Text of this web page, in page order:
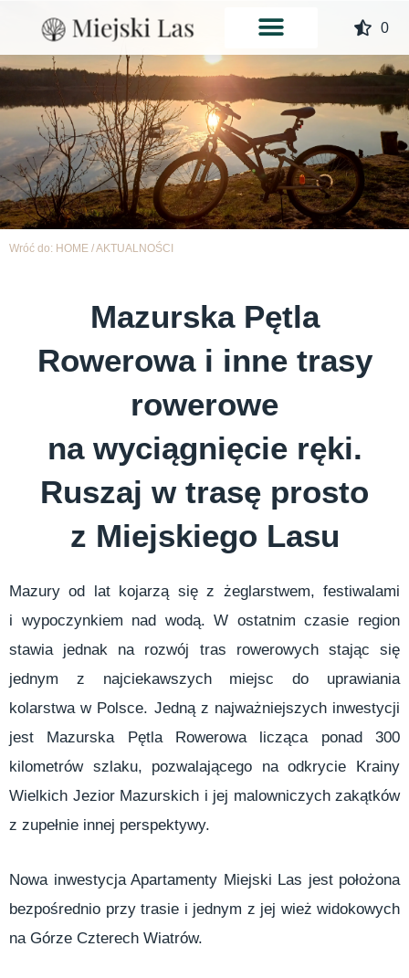
Przejdź
treści
0
Wróć do: HOME /AKTUALNOŚCI
Mazurska Pętla
Rowerowa i inne trasy
rowerowe
na wyciągnięcie ręki.
Ruszaj w trasę prosto
z Miejskiego Lasu
Mazury od lat kojarzą się z żeglarstwem, festiwalami
i wypoczynkiem nad wodą. W ostatnim czasie region
stawia jednak na rozwój tras rowerowych stając się
jednym z najciekawszych miejsc do uprawiania
kolarstwa w Polsce. Jedną z najważniejszych inwestycji
jest Mazurska Pętla Rowerowa licząca ponad 300
kilometrów szlaku, pozwalającego na odkrycie Krainy
Wielkich Jezior Mazurskich i jej malowniczych zakątków
z zupełnie innej perspektywy.
Nowa inwestycja Apartamenty Miejski Las jest położona
bezpośrednio przy trasie i jednym z jej wież widokowych
na Górze Czterech Wiatrów.